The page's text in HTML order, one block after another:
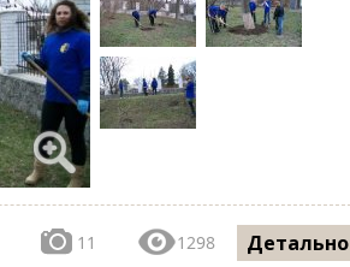
11 1298 Детально